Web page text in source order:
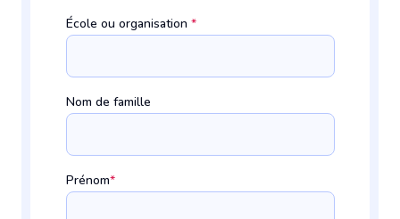
École ou organisation *
Nom de famille
Prénom*